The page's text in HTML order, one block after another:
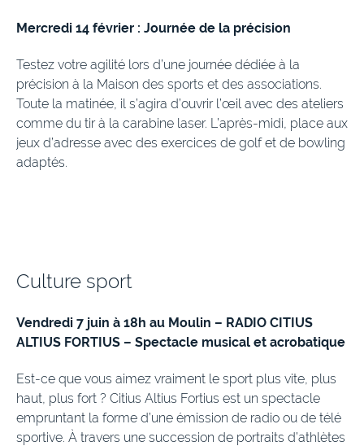
Mercredi 14 février : Journée de la précision
Testez votre agilité lors d’une journée dédiée à la
précision à la Maison des sports et des associations.
Toute la matinée, il s’agira d’ouvrir l’œil avec des ateliers
comme du tir à la carabine laser. L’après-midi, place aux
jeux d’adresse avec des exercices de golf et de bowling
adaptés.
Culture sport
Vendredi 7 juin à 18h au Moulin – RADIO CITIUS
ALTIUS FORTIUS – Spectacle musical et acrobatique
Est-ce que vous aimez vraiment le sport plus vite, plus
haut, plus fort ? Citius Altius Fortius est un spectacle
empruntant la forme d’une émission de radio ou de télé
sportive. À travers une succession de portraits d’athlètes